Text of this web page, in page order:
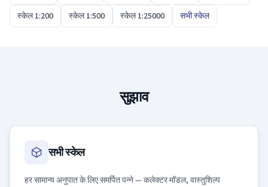
स्केल 1:200
स्केल 1:500 स्केल 1:25000 सभी स्केल
सुझाव
सभी स्केल
हर सामान्य अनुपात के लिए समर्पित पन्ने — कलेक्टर मॉडल, वास्तुशिल्प